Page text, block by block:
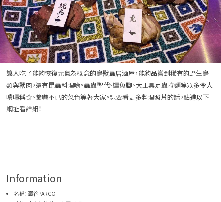
讓人吃了能夠恢復元氣為概念的鳥獸蟲居酒屋，能夠品嘗到稀有的野生鳥
類與獸肉，還有昆蟲料理唷。蟲蟲聖代、鱷魚腳、大王具足蟲拉麵等眾多令人
嘖嘖稱奇、驚嚇不已的菜色等著大家。想要看更多料理照片的話，點進以下
網址看詳細！
Information
名稱：澀谷PARCO